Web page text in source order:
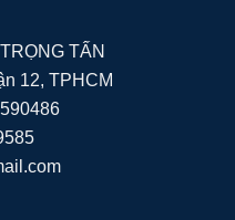
TẤN
12, TPHCM